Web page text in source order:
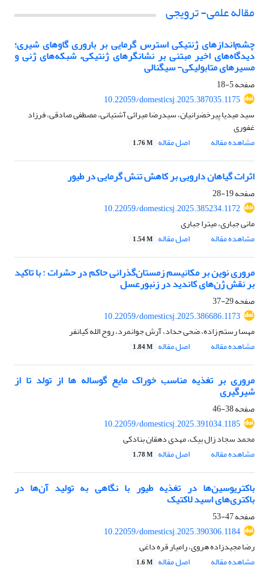
مقاله علمی- ترویجی
چشم‌اندازهای ژنتیکی استرس گرمایی بر باروری گاوهای شیری؛
دیدگاه‌های اخیر مبتنی بر نشانگرهای ژنتیکی، شبکه‌های ژنی و
مسیرهای متابولیکی- سیگنالی
صفحه5-18
10.22059/domesticsj.2025.387035.1175
سید میدیا پیرخضرانیان، سیدرضا میرائی آشتیانی، مصطفی صادقی، فرزاد
غفوری
مشاهده مقاله
اصل مقاله 1.76 M
اثرات گیاهان دارویی بر کاهش تنش گرمایی در طیور
صفحه19-28
10.22059/domesticsj.2025.385234.1172
مانی جباری، میترا جباری
مشاهده مقاله
اصل مقاله 1.54 M
مروری نوین بر مکانیسم زمستان‌گذرانی حاکم در حشرات : با تاکید
بر نقش ژن‌های کاندید در زنبورعسل
صفحه29-37
10.22059/domesticsj.2025.386686.1173
مهسا رستم زاده، ضحی حداد، آرش جوانمرد، روح الله کیانفر
مشاهده مقاله
اصل مقاله 1.84 M
مروری بر تغذیه مناسب خوراک مایع گوساله ها از تولد تا از
شیرگیری
صفحه38-46
10.22059/domesticsj.2025.391034.1185
محمد سجاد زال بیک، مهدی دهقان بنادکی
مشاهده مقاله
اصل مقاله 1.78 M
باکتریوسین‌ها در تغذیه طیور با نگاهی به تولید آن‌ها در
باکتری‌های اسید لاکتیک
صفحه47-53
10.22059/domesticsj.2025.390306.1184
رضا مجیدزاده هروی، رامیار قره داغی
مشاهده مقاله
اصل مقاله 1.6 M